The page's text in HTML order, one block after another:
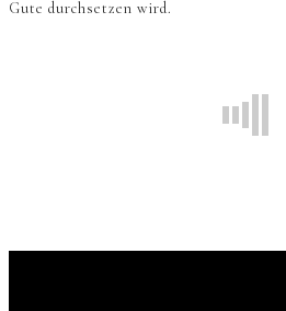
Gute durchsetzen wird.